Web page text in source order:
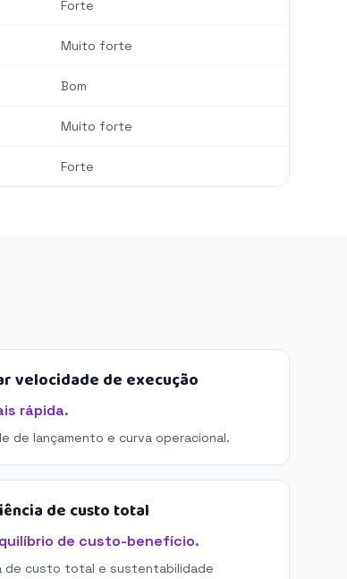
Forte
Muito forte
Bom
Muito forte
Forte
velocidade de execução
rápida.
de lançamento e curva operacional.
de custo total
de custo-benefício.
de custo total e sustentabilidade